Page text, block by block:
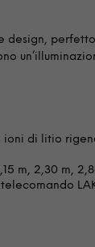
design,
di litio
m, 2,30 m,